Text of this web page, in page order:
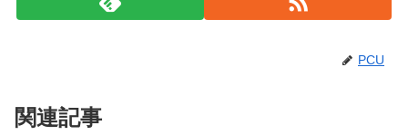
PCU
関連記事